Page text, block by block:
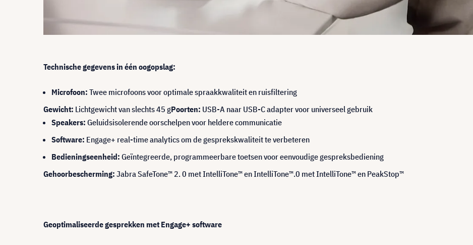
Technische gegevens in één oogopslag:
Microfoon: Twee microfoons voor optimale spraakkwaliteit en ruisfiltering
Gewicht: Lichtgewicht van slechts 45 gPoorten: USB-A naar USB-C adapter voor universeel gebruik
Speakers: Geluidsisolerende oorschelpen voor heldere communicatie
Software: Engage+ real-time analytics om de gesprekskwaliteit te verbeteren
Bedieningseenheid: Geïntegreerde, programmeerbare toetsen voor eenvoudige gespreksbediening
Gehoorbescherming: Jabra SafeTone™ 2. 0 met IntelliTone™ en IntelliTone™.0 met IntelliTone™ en PeakStop™
Geoptimaliseerde gesprekken met Engage+ software